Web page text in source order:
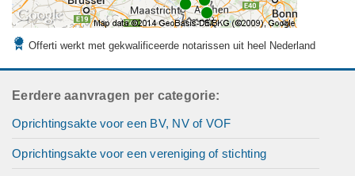
Offerti werkt met gekwalificeerde notarissen uit heel Nederland
Eerdere aanvragen per categorie:
Oprichtingsakte voor een BV, NV of VOF
Oprichtingsakte voor een vereniging of stichting